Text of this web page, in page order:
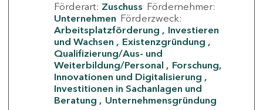
Förderart: Zuschuss Fördernehmer:
Unternehmen Förderzweck:
Arbeitsplatzförderung
Investieren
und Wachsen
Existenzgründung
Qualifizierung/Aus- und
Weiterbildung/Personal
Forschung,
Innovationen und Digitalisierung
Investitionen in Sachanlagen und
Beratung
Unternehmensgründung